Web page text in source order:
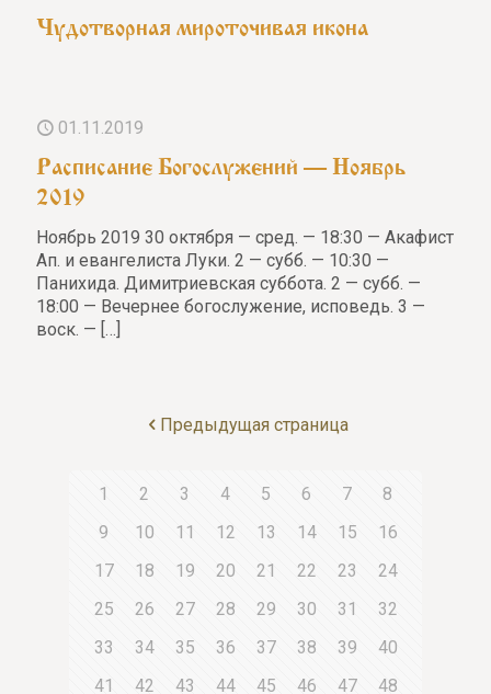
Чудотворная мироточивая икона
01.11.2019
Расписание Богослужений — Ноябрь
2019
Ноябрь 2019 30 октября — сред. — 18:30 — Акафист
Ап. и евангелиста Луки. 2 — субб. — 10:30 —
Панихида. Димитриевская суббота. 2 — субб. —
18:00 — Вечернее богослужение, исповедь. 3 —
воск. — […]
Предыдущая страница
1 2 3 4 5 6 7
8
9
10 11 12 13 14 15
16
17
18 19 20 21 22 23
24
25
26 27 28 29 30 31
32
33
34 35 36 37 38 39
40
41
42 43 44 45 46 47
48